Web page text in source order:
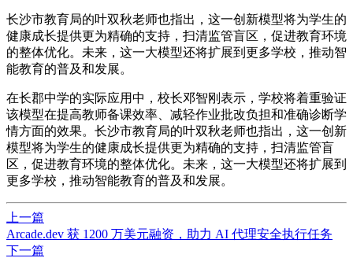
长沙市教育局的叶双秋老师也指出，这一创新模型将为学生的
健康成长提供更为精确的支持，扫清监管盲区，促进教育环境
的整体优化。未来，这一大模型还将扩展到更多学校，推动智
能教育的普及和发展。
在长郡中学的实际应用中，校长邓智刚表示，学校将着重验证
该模型在提高教师备课效率、减轻作业批改负担和准确诊断学
情方面的效果。长沙市教育局的叶双秋老师也指出，这一创新
模型将为学生的健康成长提供更为精确的支持，扫清监管盲
区，促进教育环境的整体优化。未来，这一大模型还将扩展到
更多学校，推动智能教育的普及和发展。
上一篇
Arcade.dev 获 1200 万美元融资，助力 AI 代理安全执行任务
下一篇